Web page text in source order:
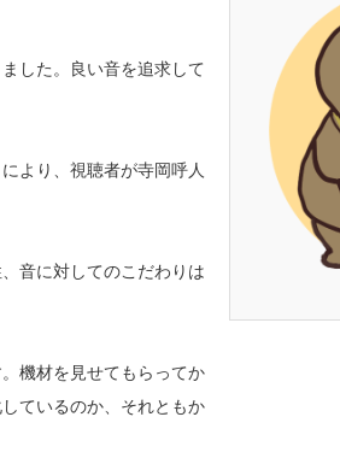
した。良い音を追求して
より、視聴者が寺岡呼人
音に対してのこだわりは
機材を見せてもらってか
ているのか、それともか